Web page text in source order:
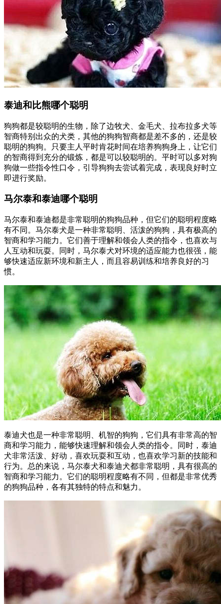
泰迪和比熊哪个聪明
狗狗都是较聪明的生物，除了边牧犬、金毛犬、拉布拉多犬等
智商特别出众的犬类，其他的狗狗智商都是差不多的，还是较
聪明的狗狗。只要主人平时肯花时间在培养狗狗身上，让它们
的智商得到充分的锻炼，都是可以较聪明的。平时可以多对狗
狗做一些指令性口令，引导狗狗去尝试着完成，表现良好时立
即进行奖励。
马尔泰和泰迪哪个聪明
马尔泰和泰迪都是非常聪明的狗狗品种，但它们的聪明程度略
有不同。马尔泰犬是一种非常聪明、活泼的狗狗，具有极高的
智商和学习能力。它们善于理解和领会人类的指令，也喜欢与
人互动和玩耍。同时，马尔泰犬对环境的适应能力也很强，能
够快速适应新环境和新主人，而且容易训练和培养良好的习
惯。
泰迪犬也是一种非常聪明、机智的狗狗，它们具有非常高的智
商和学习能力，能够快速理解和领会人类的指令。同时，泰迪
犬非常活泼、好动，喜欢玩耍和互动，也喜欢学习新的技能和
行为。总的来说，马尔泰犬和泰迪犬都非常聪明，具有很高的
智商和学习能力。它们的聪明程度略有不同，但都是非常优秀
的狗狗品种，各有其独特的特点和魅力。